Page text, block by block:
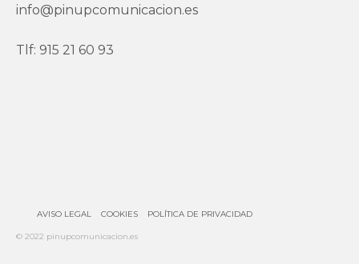
info@pinupcomunicacion.es
Tlf: 915 21 60 93
AVISO LEGAL COOKIES POLÍTICA DE PRIVACIDAD
© 2022 pinupcomunicacion.es